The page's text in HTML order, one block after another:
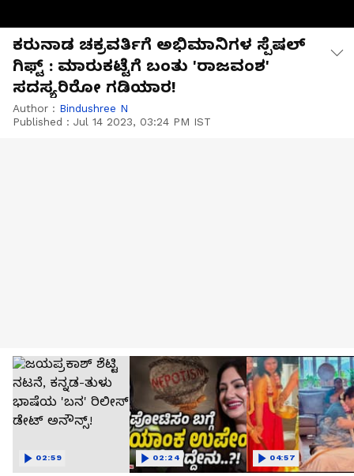
ಕರುನಾಡ ಚಕ್ರವರ್ತಿಗೆ ಅಭಿಮಾನಿಗಳ ಸ್ಪೆಷಲ್
ಗಿಫ್ಟ್ : ಮಾರುಕಟ್ಟೆಗೆ ಬಂತು 'ರಾಜವಂಶ'
ಸದಸ್ಯರಿರೋ ಗಡಿಯಾರ!
Author : Bindushree N
Published : Jul 14 2023, 03:24 PM IST
02:59 02:24 04:57